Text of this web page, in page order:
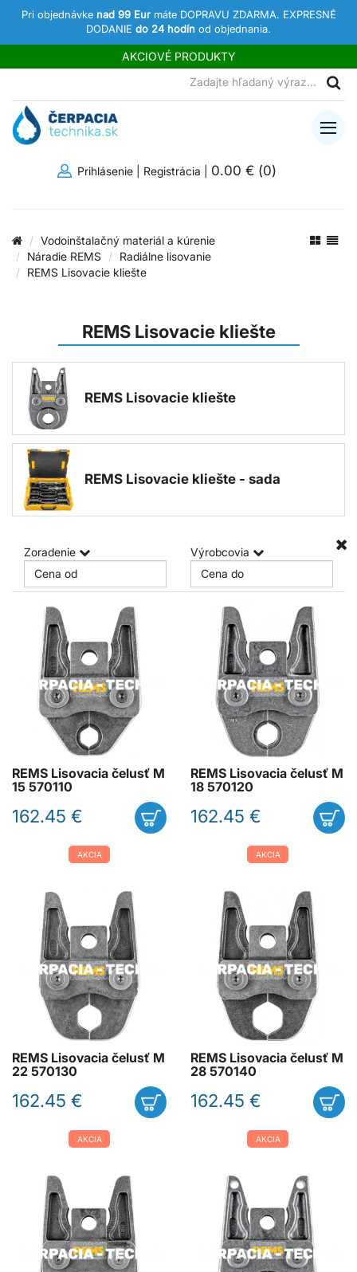
Pri objednávke nad 99 Eur máte DOPRAVU ZDARMA. EXPRESNÉ
DODANIE do 24 hodín od objednania.
AKCIOVÉ PRODUKTY
Prihlásenie Registrácia 0.00 € (0)
Vodoinštalačný materiál a kúrenie
Náradie REMS
Radiálne lisovanie
REMS Lisovacie kliešte
REMS Lisovacie kliešte
REMS Lisovacie kliešte
REMS Lisovacie kliešte - sada
Zoradenie Výrobcovia
REMS Lisovacia čelusť M
15 570110
162.45 €
AKCIA
REMS Lisovacia čelusť M
18 570120
162.45 €
AKCIA
REMS Lisovacia čelusť M
22 570130
162.45 €
AKCIA
REMS Lisovacia čelusť M
28 570140
162.45 €
AKCIA